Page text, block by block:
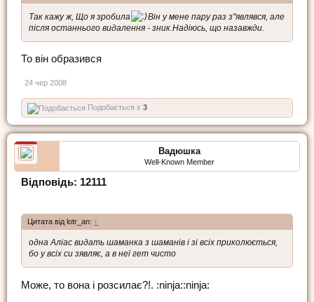
Так кажу ж, Що я зробила
Він у мене пару раз з"являвся, але
після останнього видалення - зник.Надіюсь, що назавжди.
То він образився
24 чер 2008
Подобається x 3
Вадюшка
Well-Known Member
Відповідь: 12111
Цитата від lotr_an: ↑
одна Аліас видать шаманка з шаманів і зі всіх приколюється,
бо у всіх си зявляє, а в неї гет чисто
Може, то вона i розсилає?!. :ninja::ninja: